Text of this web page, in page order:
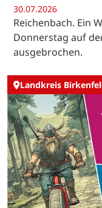
30.07.2026
Reichenbach. Ein
Donnerstag auf
ausgebrochen.
Landkreis